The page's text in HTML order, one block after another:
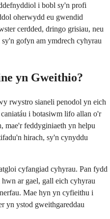
i bobl sy'n profi
oherwydd eu gwendid
cerdded, dringo grisiau, neu
gofyn am ymdrech cyhyrau
yn Gweithio?
rwystro sianeli penodol yn eich
i botasiwm lifo allan o'r
mae'r feddyginiaeth yn helpu
hirach, sy'n cynyddu
cyfangiad cyhyrau. Pan fydd
ar gael, gall eich cyhyrau
Mae hyn yn cyfieithu i
yn ystod gweithgareddau